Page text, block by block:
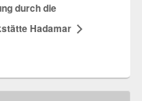
durch die
Hadamar